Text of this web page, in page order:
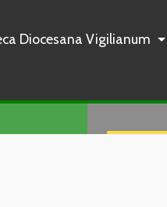
Diocesana Vigilianum